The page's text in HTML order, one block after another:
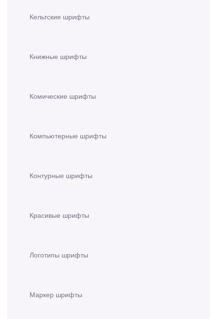
Кельтские шрифты
Книжные шрифты
Комические шрифты
Компьютерные шрифты
Контурные шрифты
Красивые шрифты
Логотипы шрифты
Маркер шрифты